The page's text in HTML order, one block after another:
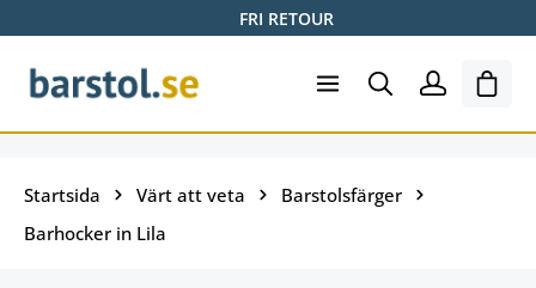
FRI RETOUR
Startsida Värt att veta
Barstolsfärger
Barhocker in Lila